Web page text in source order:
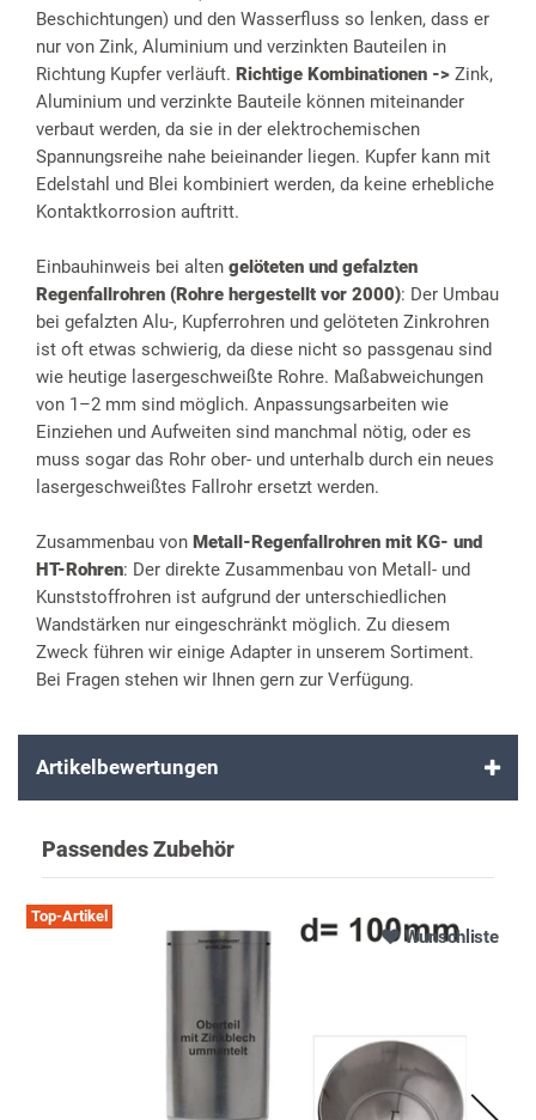
Beschichtungen) und den Wasserfluss so lenken, dass er
nur von Zink, Aluminium und verzinkten Bauteilen in
Richtung Kupfer verläuft. Richtige Kombinationen -> Zink,
Aluminium und verzinkte Bauteile können miteinander
verbaut werden, da sie in der elektrochemischen
Spannungsreihe nahe beieinander liegen. Kupfer kann mit
Edelstahl und Blei kombiniert werden, da keine erhebliche
Kontaktkorrosion auftritt.
Einbauhinweis bei alten gelöteten und gefalzten
Regenfallrohren (Rohre hergestellt vor 2000): Der Umbau
bei gefalzten Alu-, Kupferrohren und gelöteten Zinkrohren
ist oft etwas schwierig, da diese nicht so passgenau sind
wie heutige lasergeschweißte Rohre. Maßabweichungen
von 1–2 mm sind möglich. Anpassungsarbeiten wie
Einziehen und Aufweiten sind manchmal nötig, oder es
muss sogar das Rohr ober- und unterhalb durch ein neues
lasergeschweißtes Fallrohr ersetzt werden.
Zusammenbau von Metall-Regenfallrohren mit KG- und
HT-Rohren: Der direkte Zusammenbau von Metall- und
Kunststoffrohren ist aufgrund der unterschiedlichen
Wandstärken nur eingeschränkt möglich. Zu diesem
Zweck führen wir einige Adapter in unserem Sortiment.
Bei Fragen stehen wir Ihnen gern zur Verfügung.
Artikelbewertungen
Passendes Zubehör
Wunschliste
Top-Artikel